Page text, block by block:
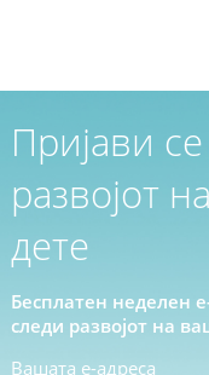
Пријави
развојот
дете
Бесплатен неделен
следи развојот на
Вашата е-адреса